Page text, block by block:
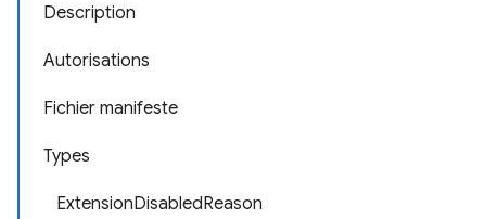
Description
Autorisations
Fichier manifeste
Types
ExtensionDisabledReason